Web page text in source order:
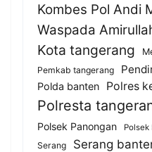
Kombes Pol Andi
Waspada
Kota tangerang
Pemkab tangerang
Polda banten Polres
Polresta
Polsek Panongan Polsek
Serang Serang